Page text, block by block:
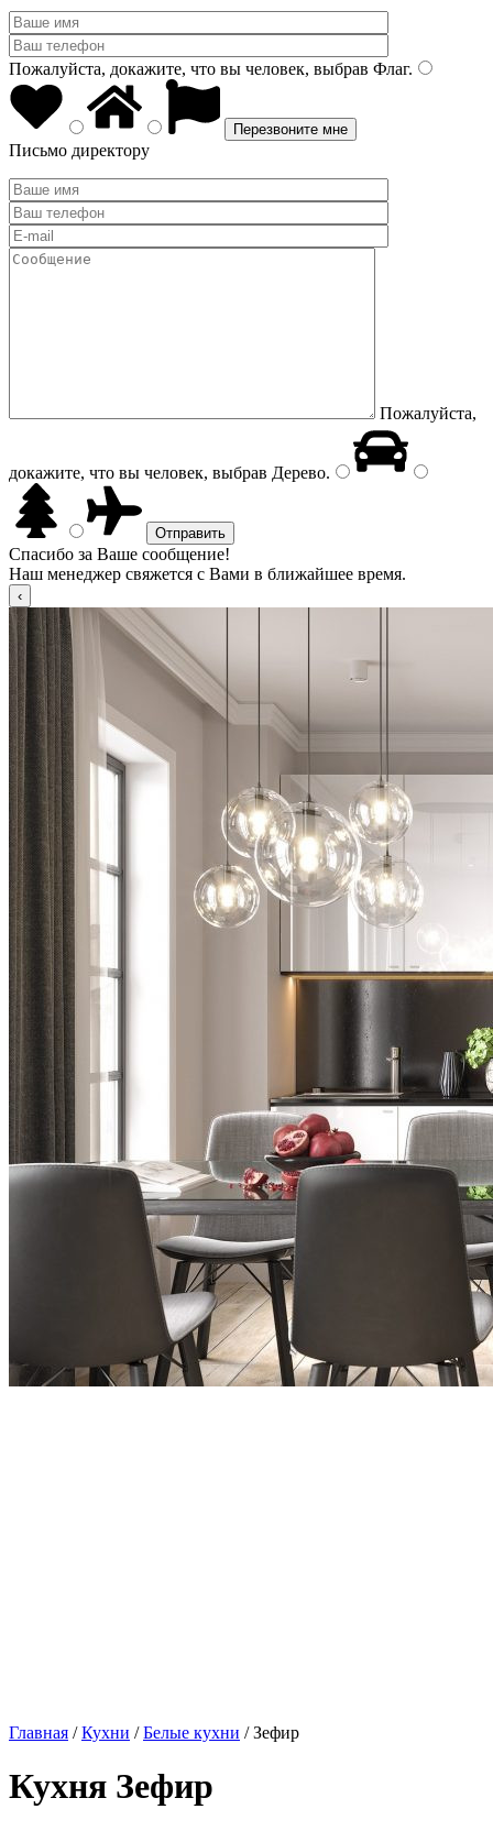
Пожалуйста, докажите, что вы человек, выбрав Флаг.
Письмо директору
Пожалуйста,
докажите, что вы человек, выбрав Дерево.
Спасибо за Ваше сообщение!
Наш менеджер свяжется с Вами в ближайшее время.
Главная /Кухни /Белые кухни / Зефир
Кухня Зефир